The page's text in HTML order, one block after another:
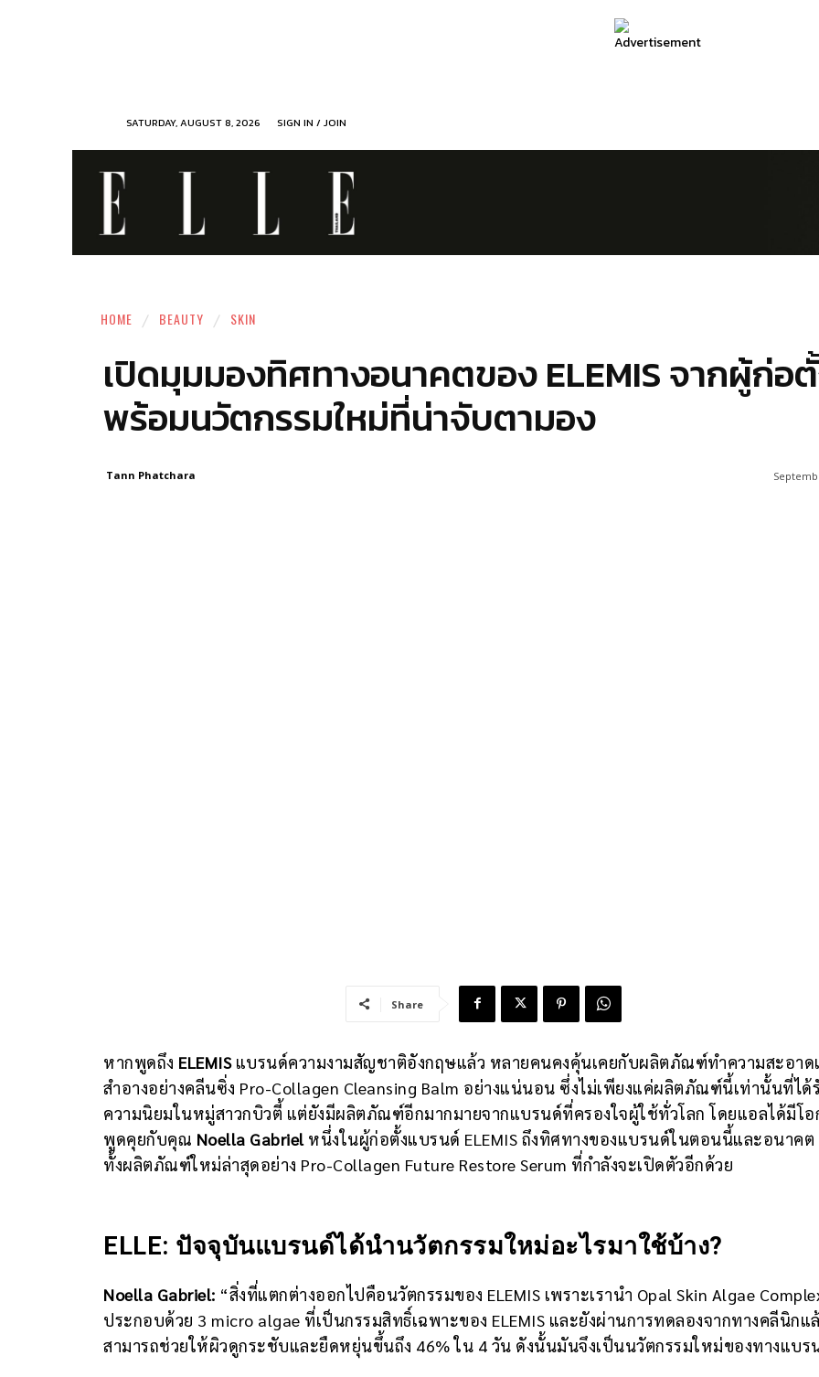
SATURDAY, AUGUST 8, 2026 SIGN IN / JOIN
HOME BEAUTY SKIN
เปิดมุมมองทิศทางอนาคตของ ELEMIS จากผู้ก่อ
พร้อมนวัตกรรมใหม่ที่น่าจับตามอง
Tann Phatchara
Share
หากพูดถึง ELEMISแบรนด์ความงามสัญชาติอังกฤษแล้ว หลายคนคงคุ้นเคยกับผลิตภัณฑ์ทำความสะอาด
สำอางอย่างคลีนซิ่ง Pro-Collagen Cleansing Balm อย่างแน่นอน ซึ่งไม่เพียงแค่ผลิตภัณฑ์นี้เท่านั้นที่ได้
ความนิยมในหมู่สาวกบิวตี้ แต่ยังมีผลิตภัณฑ์อีกมากมายจากแบรนด์ที่ครองใจผู้ใช้ทั่วโลก โดยแอลได้มีโอ
พูดคุยกับคุณ Noella Gabriel หนึ่งในผู้ก่อตั้งแบรนด์ ELEMIS ถึงทิศทางของแบรนด์ในตอนนี้และอนาค
ทั้งผลิตภัณฑ์ใหม่ล่าสุดอย่าง Pro-Collagen Future Restore Serum ที่กำลังจะเปิดตัวอีกด้วย
ELLE: ปัจจุบันแบรนด์ได้นำนวัตกรรมใหม่อะไรมาใช้บ้าง?
Noella Gabriel: “สิ่งที่แตกต่างออกไปคือนวัตกรรมของ ELEMIS เพราะเรานำ Opal Skin Algae
ประกอบด้วย 3 micro algae ที่เป็นกรรมสิทธิ์เฉพาะของ ELEMIS และยังผ่านการทดลองจากทางคลีนิกแ
สามารถช่วยให้ผิวดูกระชับและยืดหยุ่นขึ้นถึง 46% ใน 4 วัน ดังนั้นมันจึงเป็นนวัตกรรมใหม่ของทางแบร